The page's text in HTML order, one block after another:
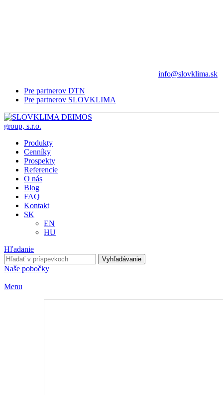
info@slovklima.sk
Pre partnerov DTN
Pre partnerov SLOVKLIMA
Produkty
Cenníky
Prospekty
Referencie
O nás
Blog
FAQ
Kontakt
SK
EN
HU
Hľadanie
Vyhľadávanie
Naše pobočky
Menu